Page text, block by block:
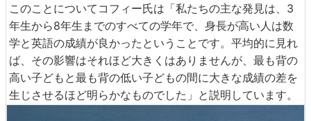
このことについてコフィー氏は「私たちの主な発見は、3
年生から8年生までのすべての学年で、身長が高い人は数
学と英語の成績が良かったということです。平均的に見れ
ば、その影響はそれほど大きくはありませんが、最も背の
高い子どもと最も背の低い子どもの間に大きな成績の差を
生じさせるほど明らかなものでした」と説明しています。